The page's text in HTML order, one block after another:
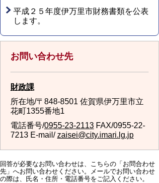
平成２５年度伊万里市財務書類を公表
します。
お問い合わせ先
財政課
所在地/〒848-8501 佐賀県伊万里市立
花町1355番地1
電話番号/0955-23-2113 FAX/0955-22-
7213 E-mail/zaisei@city.imari.lg.jp
回答が必要なお問い合わせは、こちらの「お問合わせ
先」へお問い合わせください。メールでお問い合わせ
の際は、氏名・住所・電話番号をご記入ください。